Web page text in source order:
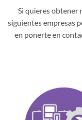
Si quieres obtener
siguientes empresas
en ponerte en